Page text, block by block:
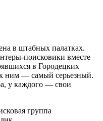
в штабных палатках.
поисковики вместе
в Городецких
к ним — самый серьезный.
у каждого — свои
группа